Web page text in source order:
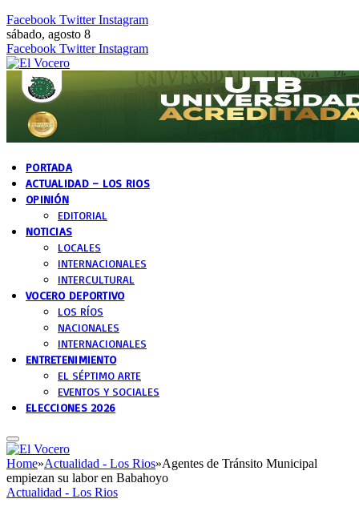
Facebook Twitter Instagram
sábado, agosto 8
Facebook Twitter Instagram
PORTADA
ACTUALIDAD – LOS RIOS
OPINIÓN
EDITORIAL
NOTICIAS
LOCALES
INTERNACIONALES
INTERCULTURAL
VOCERO DEPORTIVO
LOS RÍOS
NACIONALES
INTERNACIONALES
ENTRETENIMIENTO
EL SÉPTIMO ARTE
EVENTOS Y SOCIALES
ELECCIONES 2026
Home»Actualidad - Los Rios»Agentes de Tránsito Municipal
empiezan su labor en Babahoyo
Actualidad - Los Rios